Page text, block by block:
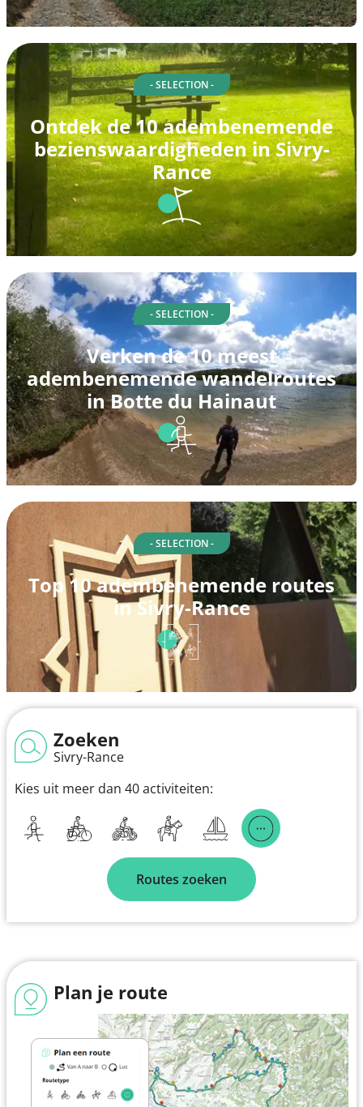
- SELECTION -
Ontdek de 10 adembenemende
bezienswaardigheden in Sivry-
Rance
- SELECTION -
Verken de 10 meest
adembenemende wandelroutes
in Botte du Hainaut
- SELECTION -
Top 10 adembenemende routes
in Sivry-Rance
Zoeken
Sivry-Rance
Kies uit meer dan 40 activiteiten:
Routes zoeken
Plan je route